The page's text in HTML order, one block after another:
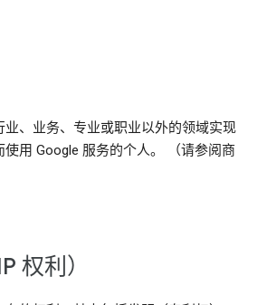
业、业务、专业或职业以外的领域实现
用 Google 服务的个人。 （请参阅商
权利）